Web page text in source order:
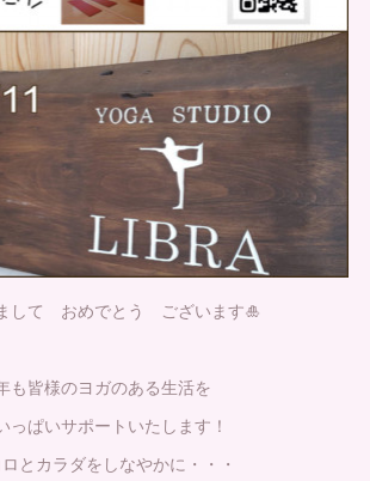
して おめでとう ございます🎍
も皆様のヨガのある生活を
っぱいサポートいたします！
とカラダをしなやかに・・・